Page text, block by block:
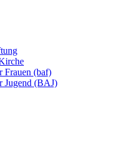
Frauen (baf)
Jugend (BAJ)